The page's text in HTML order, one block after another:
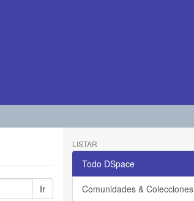
Ir
LISTAR
Todo DSpace
Comunidades & Colecciones